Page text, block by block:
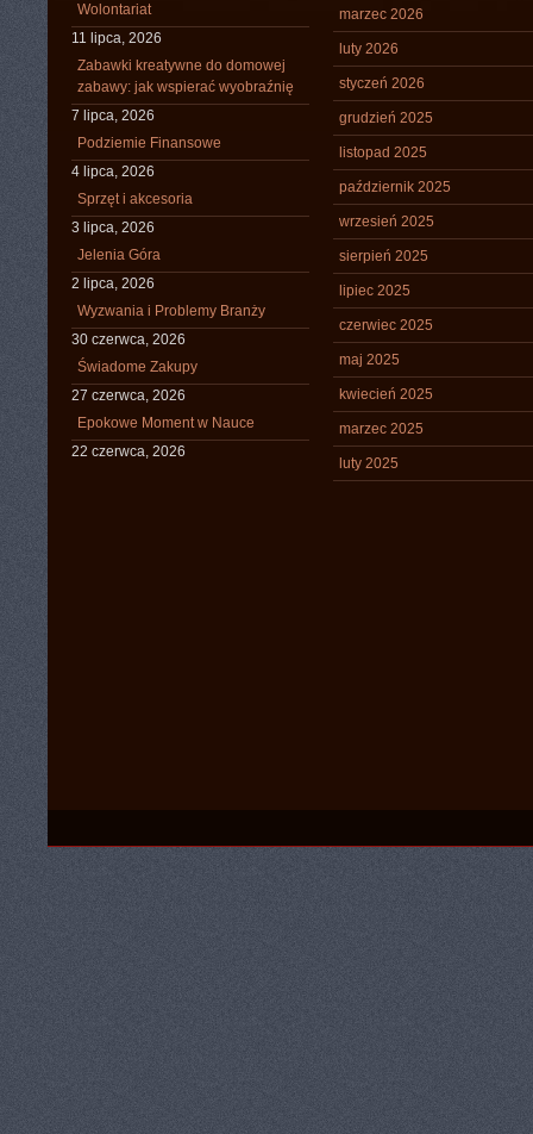
Wolontariat
11 lipca, 2026
Zabawki kreatywne do domowej
zabawy: jak wspierać wyobraźnię
7 lipca, 2026
Podziemie Finansowe
4 lipca, 2026
Sprzęt i akcesoria
3 lipca, 2026
Jelenia Góra
2 lipca, 2026
Wyzwania i Problemy Branży
30 czerwca, 2026
Świadome Zakupy
27 czerwca, 2026
Epokowe Moment w Nauce
22 czerwca, 2026
marzec 2026
luty 2026
styczeń 2026
grudzień 2025
listopad 2025
październik 2025
wrzesień 2025
sierpień 2025
lipiec 2025
czerwiec 2025
maj 2025
kwiecień 2025
marzec 2025
luty 2025